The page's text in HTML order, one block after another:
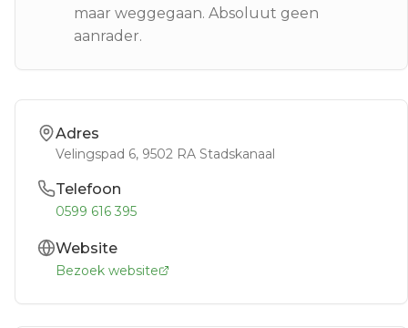
maar weggegaan. Absoluut geen
aanrader.
Adres
Velingspad 6, 9502 RA Stadskanaal
Telefoon
0599 616 395
Website
Bezoek website